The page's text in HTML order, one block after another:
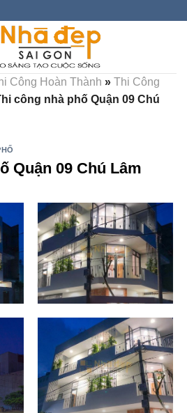
Công Hoàn Thành » Thi Công
công nhà phố Quận 09 Chú
Quận 09 Chú Lâm